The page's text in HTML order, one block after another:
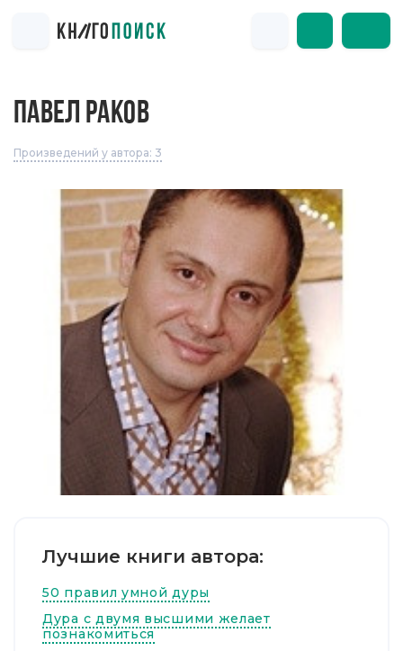
ПАВЕЛ РАКОВ
Произведений у автора: 3
Лучшие книги автора:
50 правил умной дуры
Дура с двумя высшими желает
познакомиться